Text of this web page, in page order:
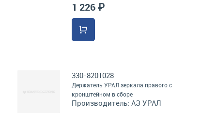
1 226 ₽
330-8201028
Держатель УРАЛ зеркала правого с
кронштейном в сборе
Производитель: АЗ УРАЛ